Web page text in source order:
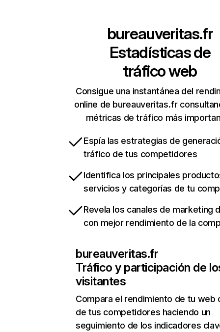
bureauveritas.fr
Estadísticas de
tráfico web
Consigue una instantánea del
online de bureauveritas.fr
métricas de tráfico más
Espía las estrategias de
tráfico de tus competidores
Identifica los principales
servicios y categorías de tu
Revela los canales de marketing
con mejor rendimiento de la
bureauveritas.fr
Tráfico y participación de
visitantes
Compara el rendimiento de tu web
de tus competidores haciendo un
seguimiento de los indicadores